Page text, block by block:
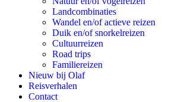
Landcombinaties
Wandel en/of actieve reizen
Duik en/of snorkelreizen
Cultuurreizen
Road trips
Familiereizen
Nieuw bij Olaf
Reisverhalen
Contact